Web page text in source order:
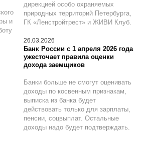
и
дирекцией особо охраняемых
природных территорий Петербурга,
ГК «Ленстройтрест» и ЖИВИ Клуб.
26.03.2026
Банк России с 1 апреля 2026 года
ужесточает правила оценки
дохода заемщиков
Банки больше не смогут оценивать
доходы по косвенным признакам,
выписка из банка будет
действовать только для зарплаты,
пенсии, соцвыплат. Остальные
доходы надо будет подтверждать.